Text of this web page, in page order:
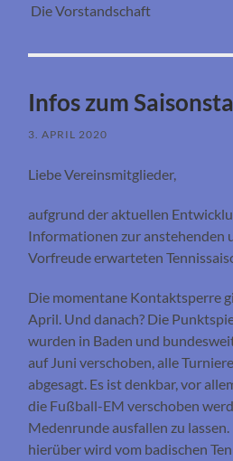
Die Vorstandschaft
Infos zum
3. APRIL 2020
Liebe Vereinsmitglieder,
aufgrund der aktuellen
Informationen zur anstehenden
Vorfreude erwarteten
Die momentane Kontaktsperre
April. Und danach? Die
wurden in Baden und
auf Juni verschoben, alle
abgesagt. Es ist denkbar, vor
die Fußball-EM verschoben
Medenrunde ausfallen zu
hierüber wird vom badischen